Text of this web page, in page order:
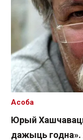
Юрый
дажыць годна».
Асоба